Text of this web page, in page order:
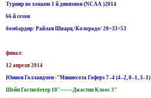
Турнир по хоккею 1 й дивизион (NCAA )2014
66 й сезон
бомбардир: Райлан Шварц /Колорадо/ 20+33=53
финал:
12 апреля 2014
Юнион Голландмен -"Миннесота Гоферз 7–4 (4–2, 0–1, 3–1)
Шейн Гостисбехер 10"-------Джастин Клоос 3"